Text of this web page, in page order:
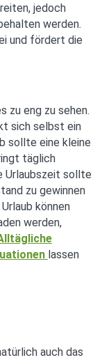
jedoch
werden.
und fördert die
zu eng zu sehen.
sich selbst ein
sollte eine kleine
täglich
Urlaubszeit sollte
zu gewinnen
können
werden,
lassen
auch das